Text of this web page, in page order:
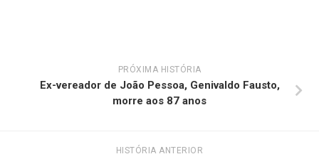
PRÓXIMA HISTÓRIA
Ex-vereador de João Pessoa, Genivaldo Fausto,
morre aos 87 anos
HISTÓRIA ANTERIOR